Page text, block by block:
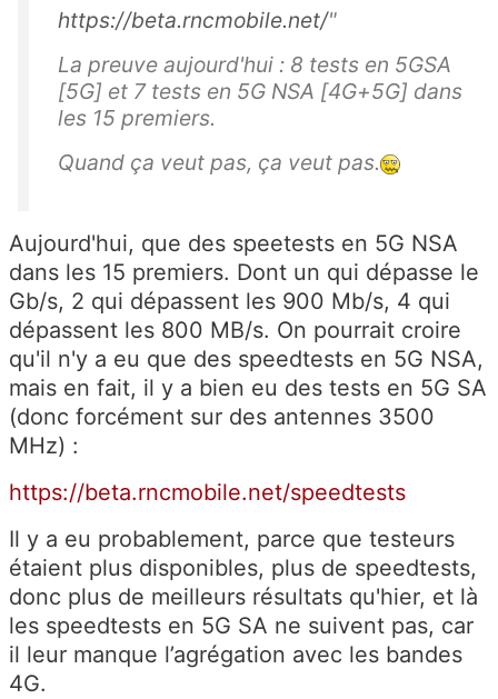
https://beta.rncmobile.net/"
La preuve aujourd'hui : 8 tests en 5GSA
[5G] et 7 tests en 5G NSA [4G+5G] dans
les 15 premiers.
Quand ça veut pas, ça veut pas.
Aujourd'hui, que des speetests en 5G NSA
dans les 15 premiers. Dont un qui dépasse le
Gb/s, 2 qui dépassent les 900 Mb/s, 4 qui
dépassent les 800 MB/s. On pourrait croire
qu'il n'y a eu que des speedtests en 5G NSA,
mais en fait, il y a bien eu des tests en 5G SA
(donc forcément sur des antennes 3500
MHz) :
https://beta.rncmobile.net/speedtests
Il y a eu probablement, parce que testeurs
étaient plus disponibles, plus de speedtests,
donc plus de meilleurs résultats qu'hier, et là
les speedtests en 5G SA ne suivent pas, car
il leur manque l’agrégation avec les bandes
4G.